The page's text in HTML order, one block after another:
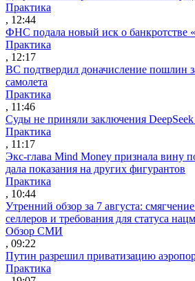
Практика
, 12:44
ФНС подала новый иск о
Практика
, 12:17
ВС подтвердил доначисление пошлин
самолета
Практика
, 11:46
Суды не приняли заключения
Практика
, 11:17
Экс-глава Mind Money признала вину
дала показания на других фигурантов
Практика
, 10:44
Утренний обзор за 7 августа:
селлеров и требования для статуса
Обзор СМИ
, 09:22
Путин разрешил приватизацию
Практика